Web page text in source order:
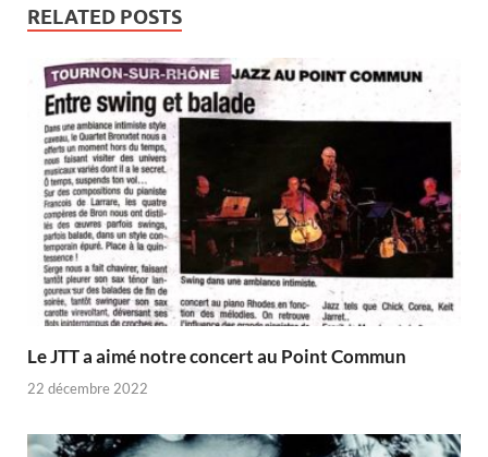
RELATED POSTS
Le JTT a aimé notre concert au Point Commun
22 décembre 2022